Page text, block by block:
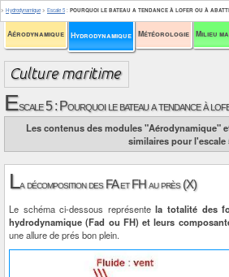
Aérodynamique Hydrodynamique Météorologie Milieu
> Hydrodynamique > Escale 5 : POURQUOI LE BATEAU A TENDANCE À LOFER OU À
Escale 5 : Pourquoi le bateau a tendance à
Les contenus des modules "Aérodynamique"
similaires pour l'escale
La décomposition des FA et FH au près (X)
Le schéma ci-dessous représentela totalité des
hydrodynamique (Fad ou FH) et leurs
une allure de prés bon plein.